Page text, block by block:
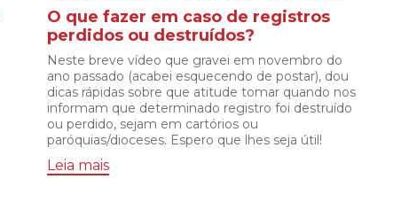
O que fazer em caso de registros
perdidos ou destruídos?
Neste breve vídeo que gravei em novembro do
ano passado (acabei esquecendo de postar), dou
dicas rápidas sobre que atitude tomar quando nos
informam que determinado registro foi destruído
ou perdido, sejam em cartórios ou
paróquias/dioceses. Espero que lhes seja útil!
Leia mais